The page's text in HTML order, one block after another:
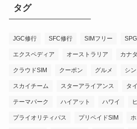
タグ
JGC修行 SFC修行 SIMフリー SPG
エクスペディア オーストラリア カナ
クラウドSIM クーポン グルメ シ
スカイチーム スターアライアンス タイ
テーマパーク ハイアット ハワイ
プライオリティパス プリペイドSIM